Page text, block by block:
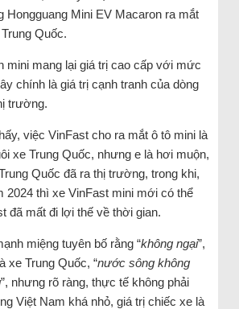
Hongguang Mini EV Macaron ra mắt
Quốc.
mini mang lại giá trị cao cấp với mức
chính là giá trị cạnh tranh của dòng
trường.
việc VinFast cho ra mắt ô tô mini là
xe Trung Quốc, nhưng e là hơi muộn,
Quốc đã ra thị trường, trong khi,
2024 thì xe VinFast mini mới có thể
đã mất đi lợi thế về thời gian.
miệng tuyên bố rằng “không ngại”,
xe Trung Quốc, “nước sông không
”, nhưng rõ ràng, thực tế không phải
Việt Nam khá nhỏ, giá trị chiếc xe là